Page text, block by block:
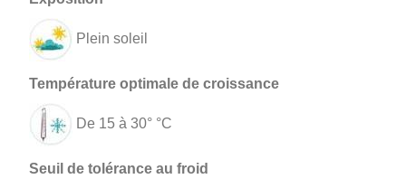
Plein soleil
De 15 à 30° °C